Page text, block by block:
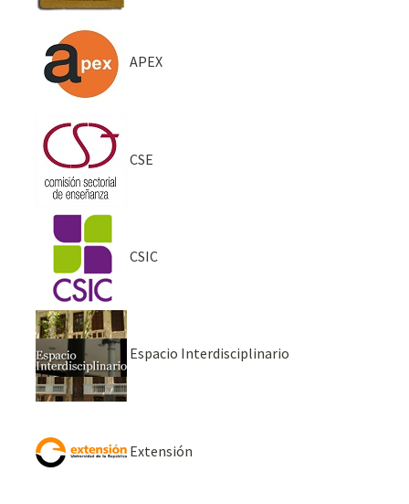
APEX
CSE
CSIC
Espacio Interdisciplinario
Extensión